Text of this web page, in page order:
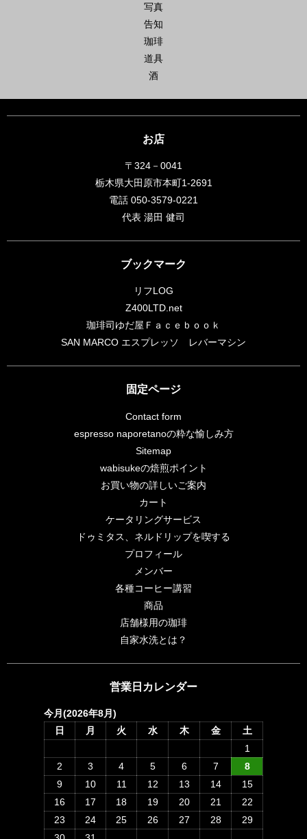
写真
告知
珈琲
道具
酒
お店
〒324－0041
栃木県大田原市本町1-2691
電話 050-3579-0221
代表 湯田 健司
ブックマーク
リフLOG
Z400LTD.net
珈琲司ゆだ屋Ｆａｃｅｂｏｏｋ
SAN MARCO エスプレッソ レバーマシン
固定ページ
Contact form
espresso naporetanoの粋な愉しみ方
Sitemap
wabisukeの焙煎ポイント
お買い物の詳しいご案内
カート
ケータリングサービス
ドゥミタス、ネルドリップを喫する
プロフィール
メンバー
各種コーヒー講習
商品
店舗様用の珈琲
自家水洗とは？
営業日カレンダー
今月(2026年8月)
日
月 火 水 木 金
土
1
2
3 4 5 6 7
8
9
10 11 12 13 14
15
16
17 18 19 20 21
22
23
24 25 26 27 28
29